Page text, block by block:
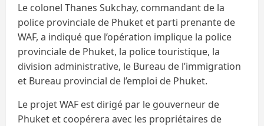
Le colonel Thanes Sukchay, commandant de la
police provinciale de Phuket et parti prenante de
WAF, a indiqué que l’opération implique la police
provinciale de Phuket, la police touristique, la
division administrative, le Bureau de l’immigration
et Bureau provincial de l’emploi de Phuket.
Le projet WAF est dirigé par le gouverneur de
Phuket et coopérera avec les propriétaires de